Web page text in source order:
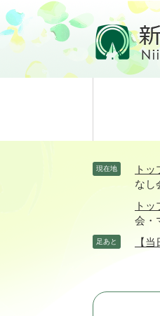
ペ
ー
ジ
メ
ニ
ュ
て
現在地 ト
なし
ト
会・
足あと 【